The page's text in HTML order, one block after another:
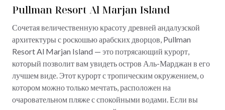
Pullman Resort Al Marjan Island
Сочетая величественную красоту древней андалузской
архитектуры с роскошью арабских дворцов, Pullman
Resort Al Marjan Island — это потрясающий курорт,
который позволит вам увидеть остров Аль-Марджан в его
лучшем виде. Этот курорт с тропическим окружением, о
котором можно только мечтать, расположен на
очаровательном пляже с спокойными водами. Если вы